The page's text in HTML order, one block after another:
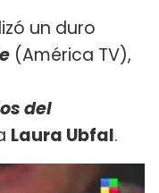
un duro
(América TV),
del
Laura Ubfal.